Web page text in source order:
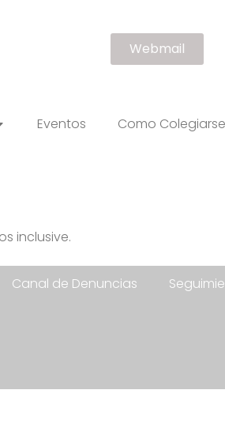
Webmail
Eventos
Como Colegiarse
inclusive.
Canal de Denuncias